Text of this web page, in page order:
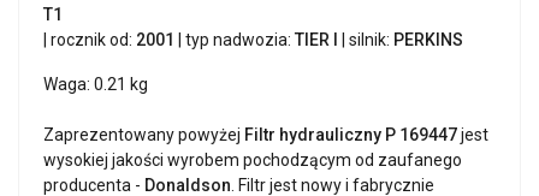
T1
| rocznik od: 2001 | typ nadwozia: TIER I | silnik: PERKINS
Waga: 0.21 kg
Zaprezentowany powyżej Filtr hydrauliczny P 169447jest
wysokiej jakości wyrobem pochodzącym od zaufanego
producenta - Donaldson . Filtr jest nowy i fabrycznie